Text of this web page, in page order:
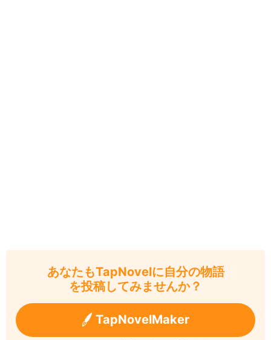
あなたもTapNovelに自分の物語
を投稿してみませんか？
TapNovelMaker